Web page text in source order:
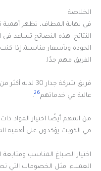
الخلاصة
النتائج. هذه النصائح تساعد
الجودة وبأسعار مناسبة. إذا
الفريق مهم جدًا.
عالية في خدماتهم26
.
في الكويت يؤكدون على أهمية
اختيار الصباغ المناسب
العملاء. مثل الخصومات التي تصل إلى